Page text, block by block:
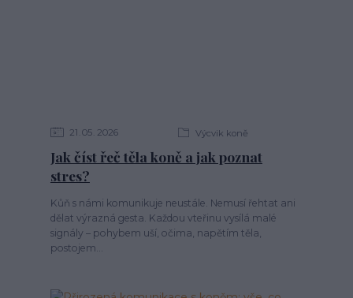
21 05 2026 Výcvik koně
Jak číst řeč těla koně a jak poznat
stres?
Kůň s námi komunikuje neustále. Nemusí řehtat ani
dělat výrazná gesta. Každou vteřinu vysílá malé
signály – pohybem uší, očima, napětím těla,
postojem...